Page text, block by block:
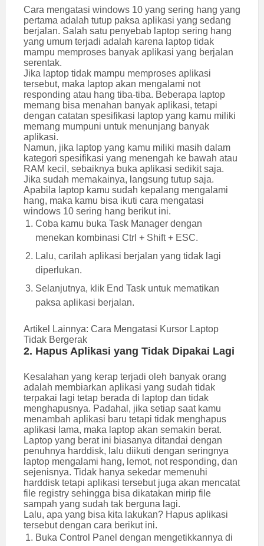
Cara mengatasi windows 10 yang sering hang yang
pertama adalah tutup paksa aplikasi yang sedang
berjalan. Salah satu penyebab laptop sering hang
yang umum terjadi adalah karena laptop tidak
mampu memproses banyak aplikasi yang berjalan
serentak.
Jika laptop tidak mampu memproses aplikasi
tersebut, maka laptop akan mengalami not
responding atau hang tiba-tiba. Beberapa laptop
memang bisa menahan banyak aplikasi, tetapi
dengan catatan spesifikasi laptop yang kamu miliki
memang mumpuni untuk menunjang banyak
aplikasi.
Namun, jika laptop yang kamu miliki masih dalam
kategori spesifikasi yang menengah ke bawah atau
RAM kecil, sebaiknya buka aplikasi sedikit saja.
Jika sudah memakainya, langsung tutup saja.
Apabila laptop kamu sudah kepalang mengalami
hang, maka kamu bisa ikuti cara mengatasi
windows 10 sering hang berikut ini.
Coba kamu buka Task Manager dengan
menekan kombinasi Ctrl + Shift + ESC.
Lalu, carilah aplikasi berjalan yang tidak lagi
diperlukan.
Selanjutnya, klik End Task untuk mematikan
paksa aplikasi berjalan.
Artikel Lainnya: Cara Mengatasi Kursor Laptop
Tidak Bergerak
2. Hapus Aplikasi yang Tidak Dipakai Lagi
Kesalahan yang kerap terjadi oleh banyak orang
adalah membiarkan aplikasi yang sudah tidak
terpakai lagi tetap berada di laptop dan tidak
menghapusnya. Padahal, jika setiap saat kamu
menambah aplikasi baru tetapi tidak menghapus
aplikasi lama, maka laptop akan semakin berat.
Laptop yang berat ini biasanya ditandai dengan
penuhnya harddisk, lalu diikuti dengan seringnya
laptop mengalami hang, lemot, not responding, dan
sejenisnya. Tidak hanya sekedar memenuhi
harddisk tetapi aplikasi tersebut juga akan mencatat
file registry sehingga bisa dikatakan mirip file
sampah yang sudah tak berguna lagi.
Lalu, apa yang bisa kita lakukan? Hapus aplikasi
tersebut dengan cara berikut ini.
Buka Control Panel dengan mengetikkannya di